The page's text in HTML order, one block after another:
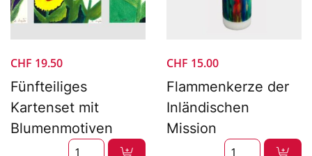
CHF 19.50
Fünfteiliges
Kartenset mit
Blumenmotiven
CHF 15.00
Flammenkerze der
Inländischen
Mission